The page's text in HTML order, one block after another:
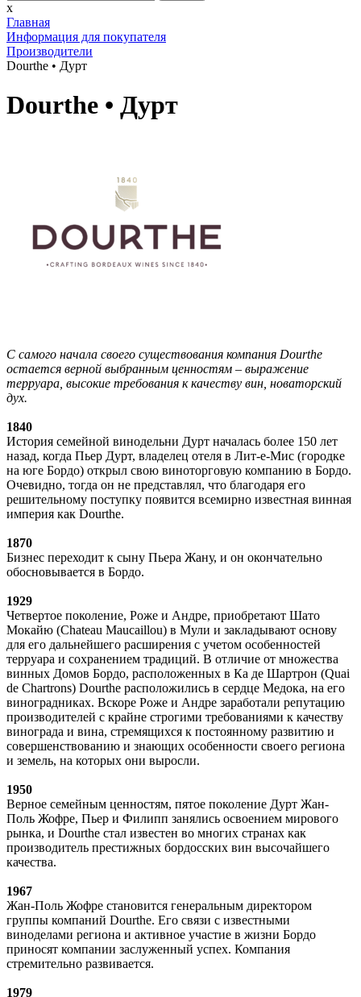
x
Главная
Информация для покупателя
Производители
Dourthe • Дурт
Dourthe • Дурт
С самого начала своего существования компания Dourthe
остается верной выбранным ценностям – выражение
терруара, высокие требования к качеству вин, новаторский
дух.
1840
История семейной винодельни Дурт началась более 150 лет
назад, когда Пьер Дурт, владелец отеля в Лит-е-Мис (городке
на юге Бордо) открыл свою виноторговую компанию в Бордо.
Очевидно, тогда он не представлял, что благодаря его
решительному поступку появится всемирно известная винная
империя как Dourthe.
1870
Бизнес переходит к сыну Пьера Жану, и он окончательно
обосновывается в Бордо.
1929
Четвертое поколение, Роже и Андре, приобретают Шато
Мокайю (Chateau Maucaillou) в Мули и закладывают основу
для его дальнейшего расширения с учетом особенностей
терруара и сохранением традиций. В отличие от множества
винных Домов Бордо, расположенных в Ка де Шартрон (Quai
de Chartrons) Dourthe расположились в сердце Медока, на его
виноградниках. Вскоре Роже и Андре заработали репутацию
производителей с крайне строгими требованиями к качеству
винограда и вина, стремящихся к постоянному развитию и
совершенствованию и знающих особенности своего региона
и земель, на которых они выросли.
1950
Верное семейным ценностям, пятое поколение Дурт Жан-
Поль Жофре, Пьер и Филипп занялись освоением мирового
рынка, и Dourthe стал известен во многих странах как
производитель престижных бордосских вин высочайшего
качества.
1967
Жан-Поль Жофре становится генеральным директором
группы компаний Dourthe. Его связи с известными
виноделами региона и активное участие в жизни Бордо
приносят компании заслуженный успех. Компания
стремительно развивается.
1979